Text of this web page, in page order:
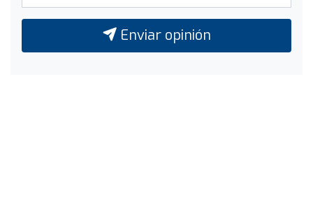
Enviar opinión